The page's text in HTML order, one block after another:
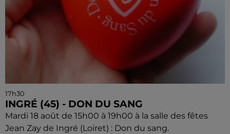
17h30
INGRÉ (45) - DON DU SANG
Mardi 18 août de 15h00 à 19h00 à la salle des fêtes
Jean Zay de Ingré (Loiret) : Don du sang.